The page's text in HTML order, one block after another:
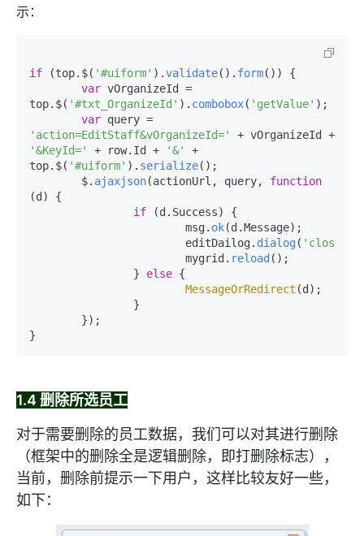
示：
if (top.$( '#uiform' ).validate(). form()) {
var vOrganizeId =
top.$( '#txt_OrganizeId' ). combobox( 'getValue' );
var
'action=EditStaff&vOrganizeId='
'&KeyId='
+ row. Id + '&'
+
top.$( '#uiform' ). serialize();
	$.
ajaxjson(actionUrl, query, function
(d ) {
if (d. Success) {
			msg.
ok(d.Message);
			editDailog.
dialog ( 'close'
			mygrid.
reload ();
		}
else {
MessageOrRedirect (d);
}
1.4 删除所选员工
对于需要删除的员工数据，我们可以对其进行删除
（框架中的删除全是逻辑删除，即打删除标志），
当前，删除前提示一下用户，这样比较友好一些，
如下：